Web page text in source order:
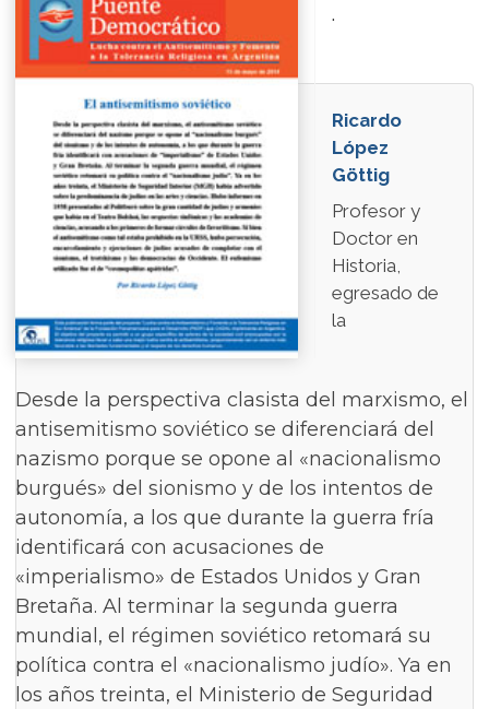
Desde la perspectiva clasista del marxismo, el
antisemitismo soviético se diferenciará del
nazismo porque se opone al «nacionalismo
burgués» del sionismo y de los intentos de
autonomía, a los que durante la guerra fría
identificará con acusaciones de
«imperialismo» de Estados Unidos y Gran
Bretaña. Al terminar la segunda guerra
mundial, el régimen soviético retomará su
política contra el «nacionalismo judío». Ya en
los años treinta, el Ministerio de Seguridad
.
Ricardo
López
Göttig
Profesor y
Doctor en
Historia,
egresado de
la